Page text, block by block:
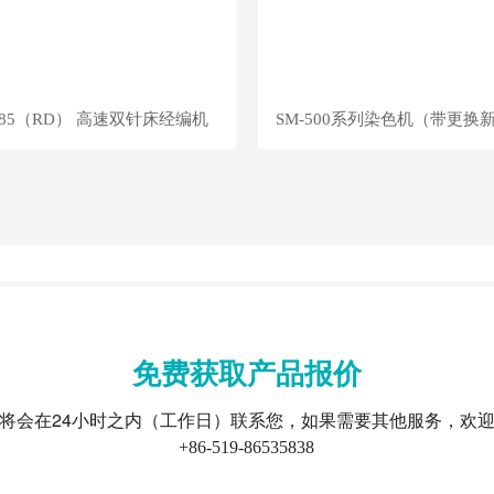
（RD） 高速双针床经编机 SM-500系列染色机（带更换
免费获取产品报价
会在24小时之内（工作日）联系您，如果需要其他服务，欢
+86-519-86535838